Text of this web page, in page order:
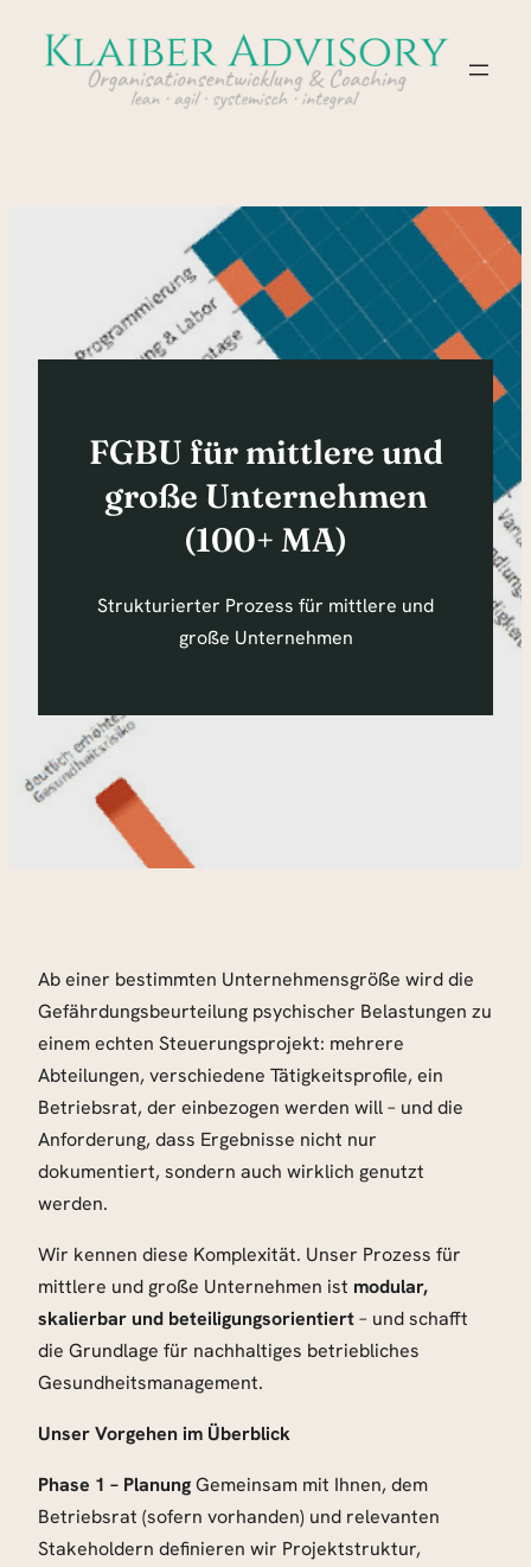
Inhalt
FGBU für mittlere und
große Unternehmen
(100+ MA)
Strukturierter Prozess für mittlere und
große Unternehmen
Ab einer bestimmten Unternehmensgröße wird die
Gefährdungsbeurteilung psychischer Belastungen zu
einem echten Steuerungsprojekt: mehrere
Abteilungen, verschiedene Tätigkeitsprofile, ein
Betriebsrat, der einbezogen werden will – und die
Anforderung, dass Ergebnisse nicht nur
dokumentiert, sondern auch wirklich genutzt
werden.
Wir kennen diese Komplexität. Unser Prozess für
mittlere und große Unternehmen ist modular,
skalierbar und beteiligungsorientiert– und schafft
die Grundlage für nachhaltiges betriebliches
Gesundheitsmanagement.
Unser Vorgehen im Überblick
Phase 1 – PlanungGemeinsam mit Ihnen, dem
Betriebsrat (sofern vorhanden) und relevanten
Stakeholdern definieren wir Projektstruktur,